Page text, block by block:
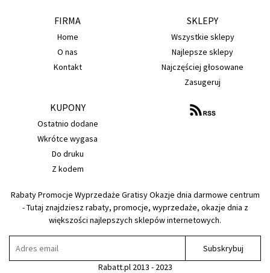
FIRMA
Home
O nas
Kontakt
SKLEPY
Wszystkie sklepy
Najlepsze sklepy
Najczęściej głosowane
Zasugeruj
KUPONY
Ostatnio dodane
Wkrótce wygasa
Do druku
Z kodem
Rabaty Promocje Wyprzedaże Gratisy Okazje dnia darmowe centrum
- Tutaj znajdziesz rabaty, promocje, wyprzedaże, okazje dnia z
większości najlepszych sklepów internetowych.
Subskrybuj
Rabatt.pl 2013 - 2023